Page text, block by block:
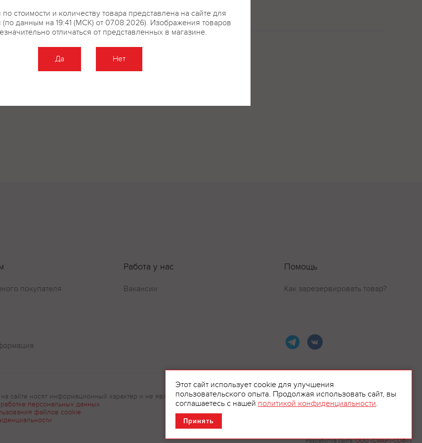
Описание Отзывы
Разработка сайта:ООО «СМАРТ-СОФТ»
покупателя
Работа у нас
Вакансии
Помощь
Как зарезервировать товар?
сайте носят информационный характер и не являются рекламой.
персональных данных
файлов cookie
Этот сайт использует cookie для улучшения
пользовательского опыта. Продолжая использовать сайт, вы
соглашаетесь с нашей политикой конфиденциальности.
Принять
стоимости и количеству товара представлена на сайте для
данным на 19:41 (МСК) от 07.08.2026). Изображения товаров
отличаться от представленных в магазине.
Да Нет